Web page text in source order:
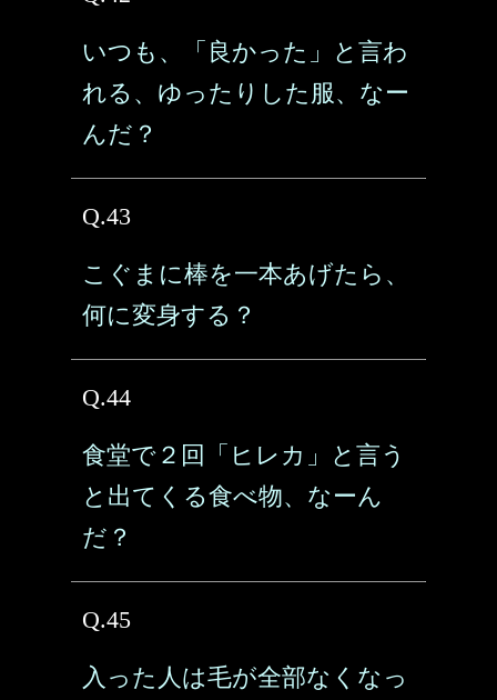
いつも、「良かった」と言わ
れる、ゆったりした服、なー
んだ？
Q.43
こぐまに棒を一本あげたら、
何に変身する？
Q.44
食堂で２回「ヒレカ」と言う
と出てくる食べ物、なーん
だ？
Q.45
入った人は毛が全部なくなっ